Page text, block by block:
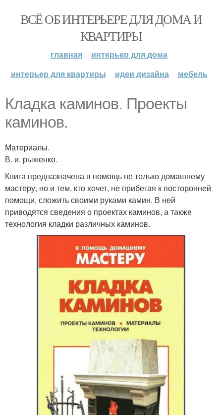
ВСЁ ОБ ИНТЕРЬЕРЕ ДЛЯ ДОМА И
КВАРТИРЫ
главная
интерьер для дома
интерьер для квартиры
идеи дизайна мебель
Кладка каминов. Проекты
каминов.
Материалы.
В. и. рыженко.
Книга предназначена в помощь не только домашнему
мастеру, но и тем, кто хочет, не прибегая к посторонней
помощи, сложить своими руками камин. В ней
приводятся сведения о проектах каминов, а также
технология кладки различных каминов.